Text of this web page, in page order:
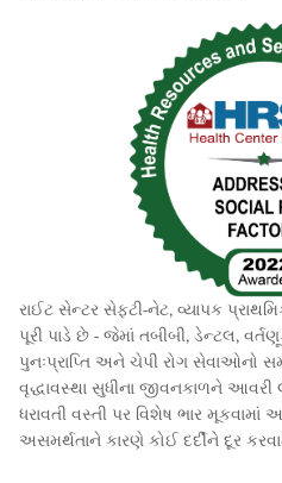
રાઈટ સેન્ટર સેફ્ટી-નેટ, વ્યાપક
પૂરી પાડે છે - જેમાં તબીબી, ડેન્ટલ,
પુનઃપ્રાપ્તિ અને ચેપી રોગ સેવાઓનો
વૃદ્ધાવસ્થા સુધીના જીવનકાળને
ધરાવતી વસ્તી પર વિશેષ ભાર
અસમર્થતાને કારણે કોઈ દર્દીને દૂર